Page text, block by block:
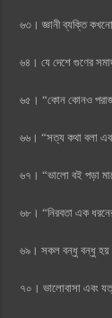
৬৩। জ্ঞানী ব্যক্তি কখনো
৬৪। যে দেশে গুণের
৬৫। “কোন কোনও
৬৬। “সত্য কথা বলা এবং
৬৭। “ভালো বই পড়া
৬৮। “নিরবতা এক
৬৯। সকল বন্ধু বন্ধু হয়
৭০। ভালোবাসা এবং